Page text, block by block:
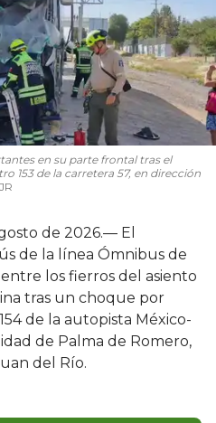
en su parte frontal tras el
153 de la carretera 57, en dirección
de 2026.— El
de la línea Ómnibus de
los fierros del asiento
tras un choque por
de la autopista México-
de Palma de Romero,
del Río.